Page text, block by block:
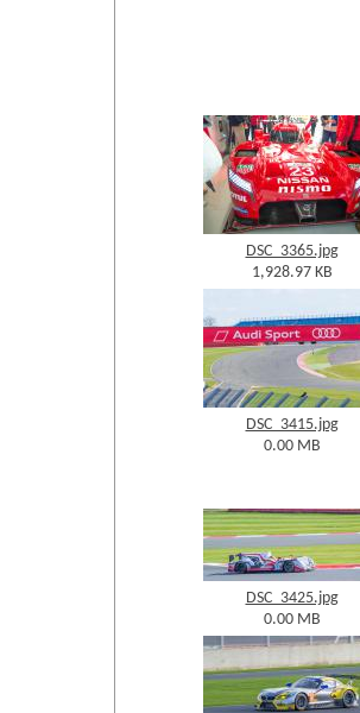
DSC_3365.jpg
1,928.97 KB
DSC_3415.jpg
0.00 MB
DSC_3425.jpg
0.00 MB